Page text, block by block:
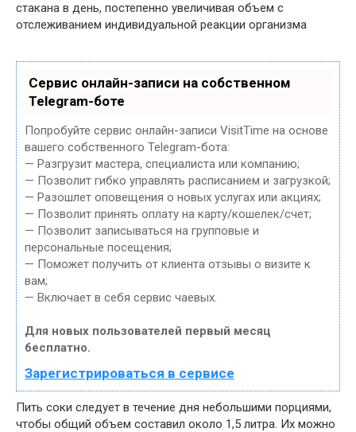
стакана в день, постепенно увеличивая объем с
отслеживанием индивидуальной реакции организма
Сервис онлайн-записи на собственном
Telegram-боте
Попробуйте сервис онлайн-записи VisitTime на основе
вашего собственного Telegram-бота:
— Разгрузит мастера, специалиста или компанию;
— Позволит гибко управлять расписанием и загрузкой;
— Разошлет оповещения о новых услугах или акциях;
— Позволит принять оплату на карту/кошелек/счет;
— Позволит записываться на групповые и
персональные посещения;
— Поможет получить от клиента отзывы о визите к
вам;
— Включает в себя сервис чаевых.
Для новых пользователей первый месяц
бесплатно.
Зарегистрироваться в сервисе
Пить соки следует в течение дня небольшими порциями,
чтобы общий объем составил около 1,5 литра. Их можно